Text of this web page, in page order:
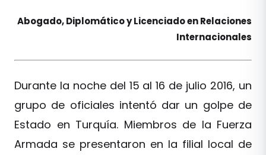
Abogado, Diplomático y Licenciado en Relaciones
Internacionales
Durante la noche del 15 al 16 de julio 2016, un
grupo de oficiales intentó dar un golpe de
Estado en Turquía. Miembros de la Fuerza
Armada se presentaron en la filial local de